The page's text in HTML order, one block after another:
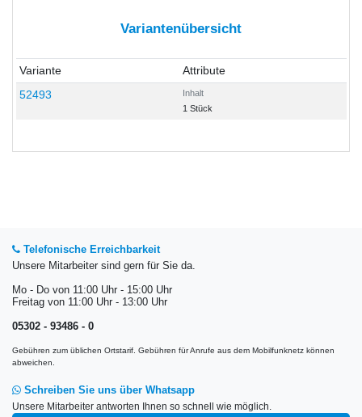
Variantenübersicht
Variante
Attribute
52493
Inhalt
1 Stück
Telefonische Erreichbarkeit
Unsere Mitarbeiter sind gern für Sie da.
Mo - Do von 11:00 Uhr - 15:00 Uhr
Freitag von 11:00 Uhr - 13:00 Uhr
05302 - 93486 - 0
Gebühren zum üblichen Ortstarif. Gebühren für Anrufe aus dem Mobilfunknetz können
abweichen.
Schreiben Sie uns über Whatsapp
Unsere Mitarbeiter antworten Ihnen so schnell wie möglich.